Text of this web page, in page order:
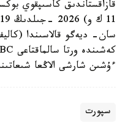
سان- ديەگو قالاسىندا
ءۇشىن شارشى الاڭعا
سپورت